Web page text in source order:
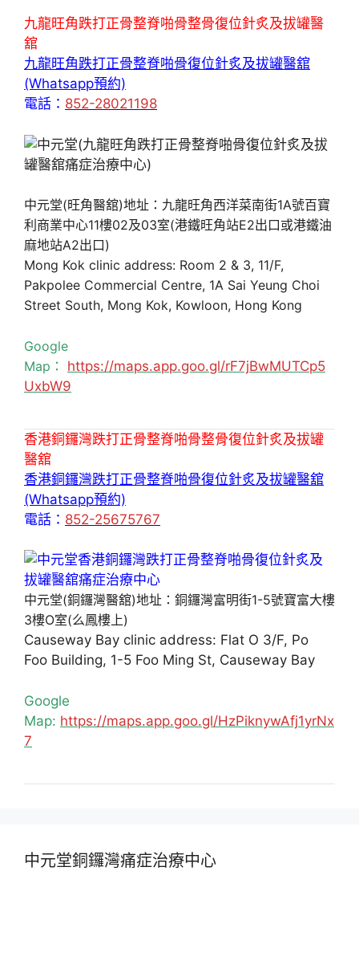
九龍旺角跌打正骨整脊啪骨整骨復位針炙及拔罐醫
舘
九龍旺角跌打正骨整脊啪骨復位針炙及拔罐醫舘
(Whatsapp預約)
電話： 852-28021198
中元堂(旺角醫舘)地址：九龍旺角西洋菜南街1A號百寶
利商業中心11樓02及03室(港鐵旺角站E2出口或港鐵油
麻地站A2出口)
Mong Kok clinic address: Room 2 & 3, 11/F,
Pakpolee Commercial Centre, 1A Sai Yeung Choi
Street South, Mong Kok, Kowloon, Hong Kong
Google
Map： https://maps.app.goo.gl/rF7jBwMUTCp5
UxbW9
香港銅鑼灣跌打正骨整脊啪骨整骨復位針炙及拔罐
醫舘
香港銅鑼灣跌打正骨整脊啪骨復位針炙及拔罐醫舘
(Whatsapp預約)
電話： 852-25675767
中元堂(銅鑼灣醫舘)地址：銅鑼灣富明街1-5號寶富大樓
3樓O室(么鳳樓上)
Causeway Bay clinic address: Flat O 3/F, Po
Foo Building, 1-5 Foo Ming St, Causeway Bay
Google
Map: https://maps.app.goo.gl/HzPiknywAfj1yrNx
7
中元堂銅鑼灣痛症治療中心